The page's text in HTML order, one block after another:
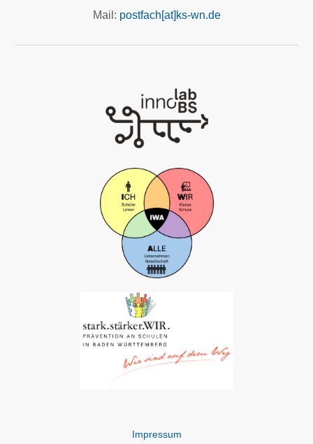
Mail: postfach[at]ks-wn.de
Impressum